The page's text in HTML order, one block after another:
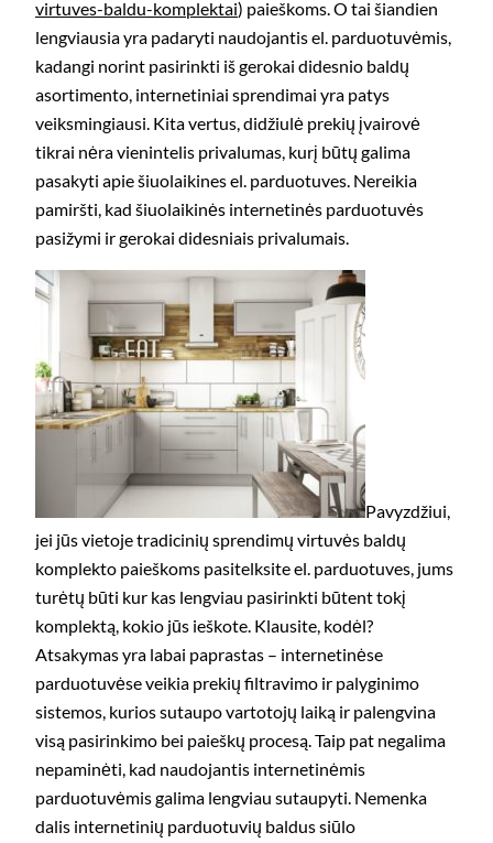
virtuves-baldu-komplektai) paieškoms. O tai šiandien
lengviausia yra padaryti naudojantis el. parduotuvėmis,
kadangi norint pasirinkti iš gerokai didesnio baldų
asortimento, internetiniai sprendimai yra patys
veiksmingiausi. Kita vertus, didžiulė prekių įvairovė
tikrai nėra vienintelis privalumas, kurį būtų galima
pasakyti apie šiuolaikines el. parduotuves. Nereikia
pamiršti, kad šiuolaikinės internetinės parduotuvės
pasižymi ir gerokai didesniais privalumais.
Pavyzdžiui,
jei jūs vietoje tradicinių sprendimų virtuvės baldų
komplekto paieškoms pasitelksite el. parduotuves, jums
turėtų būti kur kas lengviau pasirinkti būtent tokį
komplektą, kokio jūs ieškote. Klausite, kodėl?
Atsakymas yra labai paprastas – internetinėse
parduotuvėse veikia prekių filtravimo ir palyginimo
sistemos, kurios sutaupo vartotojų laiką ir palengvina
visą pasirinkimo bei paieškų procesą. Taip pat negalima
nepaminėti, kad naudojantis internetinėmis
parduotuvėmis galima lengviau sutaupyti. Nemenka
dalis internetinių parduotuvių baldus siūlo